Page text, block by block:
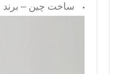
ساخت چین – برند